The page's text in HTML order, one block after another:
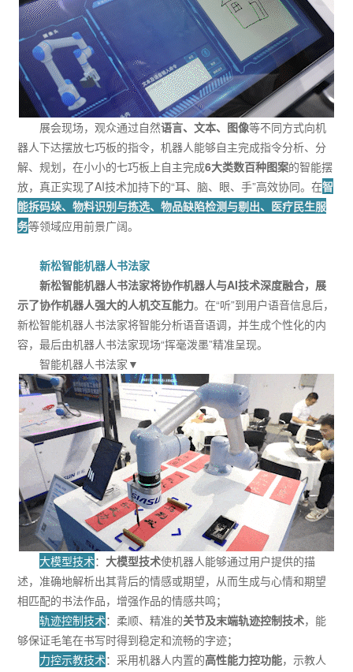
展会现场，观众通过自然语言、文本、图像等不同方式向机
器人下达摆放七巧板的指令，机器人能够自主完成指令分析、分
解、规划，在小小的七巧板上自主完成6大类数百种图案的智能摆
放，真正实现了AI技术加持下的“耳、脑、眼、手”高效协同。在智
能拆码垛、物料识别与拣选、物品缺陷检测与剔出、医疗民生服
务等领域应用前景广阔。
新松智能机器人书法家
新松智能机器人书法家将协作机器人与AI技术深度融合，展
示了协作机器人强大的人机交互能力。在“听”到用户语音信息后，
新松智能机器人书法家将智能分析语音语调，并生成个性化的内
容，最后由机器人书法家现场“挥毫泼墨”精准呈现。
智能机器人书法家▼
大模型技术： 大模型技术使机器人能够通过用户提供的描
述，准确地解析出其背后的情感或期望，从而生成与心情和期望
相匹配的书法作品，增强作品的情感共鸣；
轨迹控制技术：柔顺、精准的关节及末端轨迹控制技术，能
够保证毛笔在书写时得到稳定和流畅的字迹；
力控示教技术：采用机器人内置的高性能力控功能，示教人